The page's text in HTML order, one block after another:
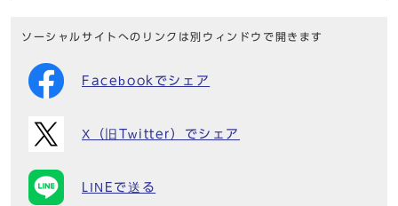
ソーシャルサイトへのリンクは別ウィンドウで開きます
Facebookでシェア
X（旧Twitter）でシェア
LINEで送る